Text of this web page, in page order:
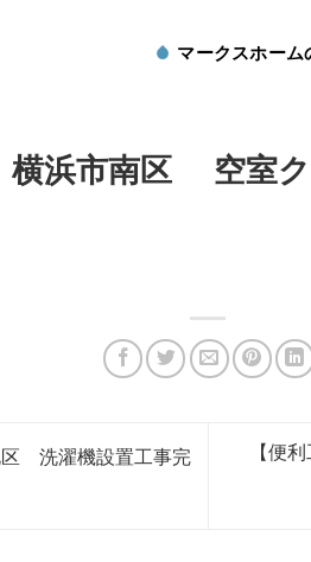
マークスホーム
横浜市南区 空室
区 洗濯機設置工事完
【便